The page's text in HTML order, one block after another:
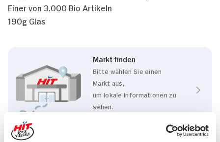
Einer von 3.000 Bio Artikeln
190g Glas
Markt finden
Bitte wählen Sie einen
Markt aus,
um lokale Informationen zu
sehen.